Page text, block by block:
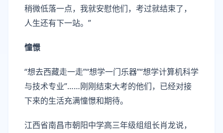
稍微低落一点，我就安慰他们，考过就结束了，
人生还有下一站。”
憧憬
“想去西藏走一走”“想学一门乐器”“想学计算机科学
与技术专业”……刚刚结束大考的他们，已经对接
下来的生活充满憧憬和期待。
江西省南昌市朝阳中学高三年级组组长肖龙说，